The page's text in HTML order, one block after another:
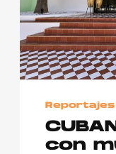
Reportajes
con